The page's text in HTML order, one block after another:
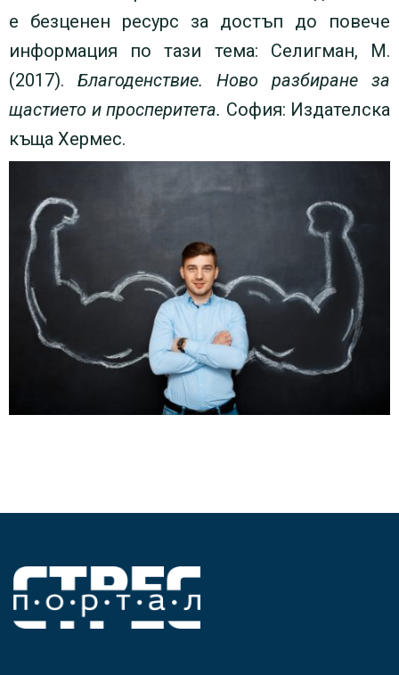
е безценен ресурс за достъп до повече
информация по тази тема: Селигман, М.
(2017). Благоденствие. Ново разбиране за
щастието и просперитета. София: Издателска
къща Хермес.